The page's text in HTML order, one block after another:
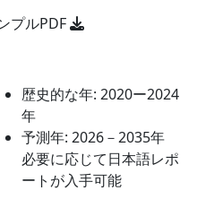
プルPDF
歴史的な年: 2020ー2024
年
予測年: 2026－2035年
必要に応じて日本語レポ
ートが入手可能